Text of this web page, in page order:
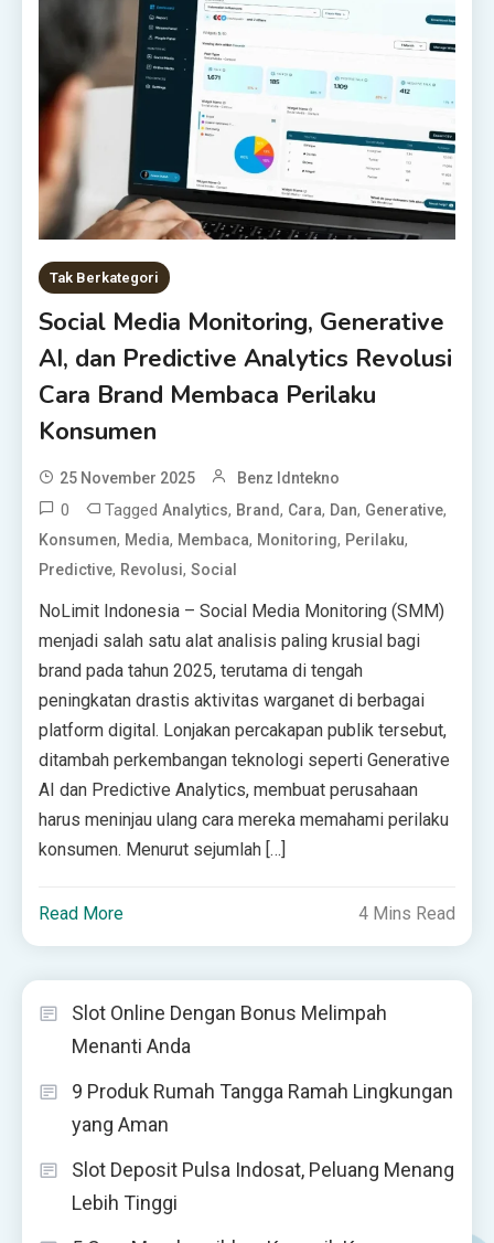
Tak Berkategori
Social Media Monitoring, Generative
AI, dan Predictive Analytics Revolusi
Cara Brand Membaca Perilaku
Konsumen
25 November 2025 Benz Idntekno
0 TaggedAnalytics, Brand, Cara, Dan, Generative,
Konsumen, Media, Membaca, Monitoring, Perilaku,
Predictive, Revolusi,Social
NoLimit Indonesia – Social Media Monitoring (SMM)
menjadi salah satu alat analisis paling krusial bagi
brand pada tahun 2025, terutama di tengah
peningkatan drastis aktivitas warganet di berbagai
platform digital. Lonjakan percakapan publik tersebut,
ditambah perkembangan teknologi seperti Generative
AI dan Predictive Analytics, membuat perusahaan
harus meninjau ulang cara mereka memahami perilaku
konsumen. Menurut sejumlah […]
Read More 4 Mins Read
Slot Online Dengan Bonus Melimpah
Menanti Anda
9 Produk Rumah Tangga Ramah Lingkungan
yang Aman
Slot Deposit Pulsa Indosat, Peluang Menang
Lebih Tinggi